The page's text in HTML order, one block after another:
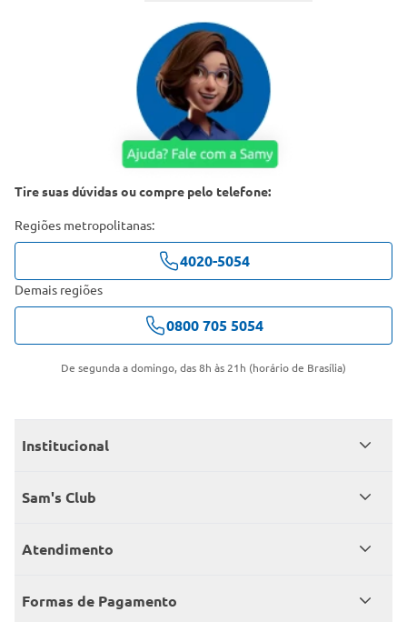
Tire suas dúvidas ou compre pelo telefone:
Regiões metropolitanas:
4020-5054
Demais regiões
0800 705 5054
De segunda a domingo, das 8h às 21h (horário de Brasília)
Institucional
Quem somos
Encontre um Clube
Sam's Club
Seja sócio
Member’s Mark
Atendimento
Fale conosco
Formas de Pagamento